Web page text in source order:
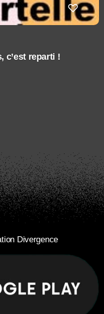
c’est reparti !
Divergence